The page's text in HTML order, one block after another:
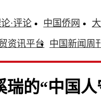
·评论 中国侨网
资讯平台 中国新闻周
瑞的“中国人